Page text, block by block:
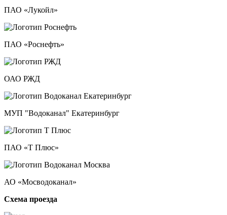
ПАО «Лукойл»
ПАО «Роснефть»
ОАО РЖД
МУП "Водоканал" Екатеринбург
ПАО «Т Плюс»
АО «Мосводоканал»
Схема проезда